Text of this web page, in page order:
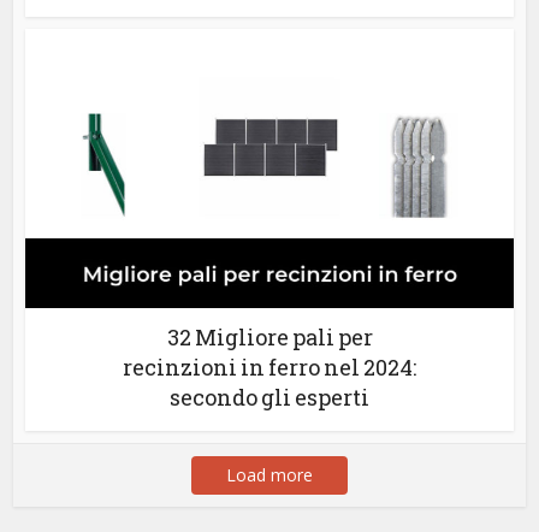
32 Migliore pali per
recinzioni in ferro nel 2024:
secondo gli esperti
Load more